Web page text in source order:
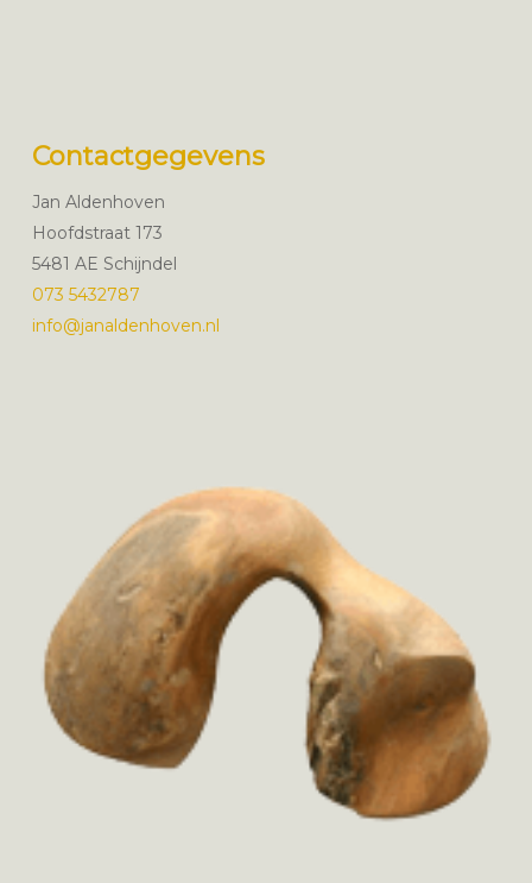
Contactgegevens
Jan Aldenhoven
Hoofdstraat 173
5481 AE Schijndel
073 5432787
info@janaldenhoven.nl